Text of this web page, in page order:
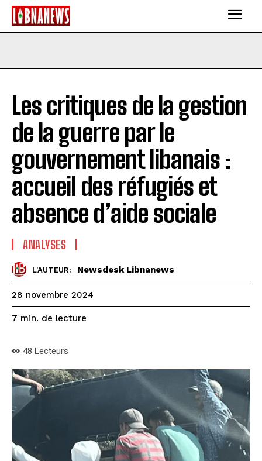
Les critiques de la gestion
de la guerre par le
gouvernement libanais :
accueil des réfugiés et
absence d’aide sociale
ANALYSES
L'AUTEUR: Newsdesk Libnanews
28 novembre 2024
7 min. de lecture
48 Lecteurs